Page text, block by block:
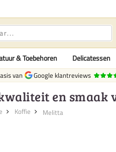
& Toebehoren Delicatessen
van Google klantreviews
en smaak
Koffie Melitta